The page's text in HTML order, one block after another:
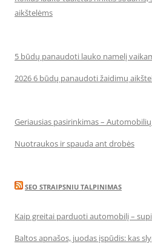
aikštelėms
5 būdų panaudoti lauko namelį
2026 6 būdų panaudoti žaidimų
Geriausias pasirinkimas –
Nuotraukos ir spauda ant drobės
SEO STRAIPSNIU TALPINIMAS
Kaip greitai parduoti automobilį –
Baltos apnašos, juodas įspūdis: kas